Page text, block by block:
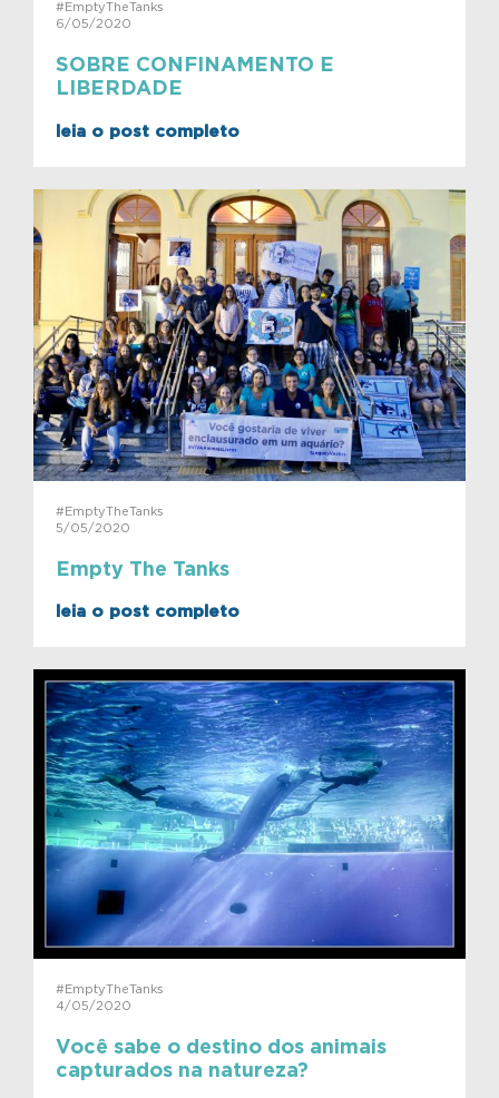
#EmptyTheTanks
6/05/2020
SOBRE CONFINAMENTO E
LIBERDADE
leia o post completo
#EmptyTheTanks
5/05/2020
Empty The Tanks
leia o post completo
#EmptyTheTanks
4/05/2020
Você sabe o destino dos animais
capturados na natureza?